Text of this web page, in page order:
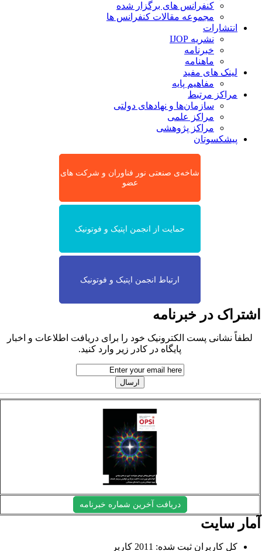
کنفرانس های برگزار شده
مجموعه مقالات کنفرانس ها
انتشارات
نشریه IJOP
خبرنامه
ماهنامه
لینک های مفید
مفاهیم پایه
مراکز مرتبط
سازمان‌ها و نهادهای دولتی
مراکز علمی
مراکز پژوهشی
پیشکسوتان
شاخه‌ی صنعتی نور فناوران و شرکت های
عضو
حمایت از انجمن اپتیک و فوتونیک
ارتباط انجمن اپتیک و فوتونیک
در خبرنامه
لطفاً نشانی پست الکترونیک خود را برای دریافت اطلاعات و اخبار
پایگاه در کادر زیر وارد کنید.
دریافت آخرین شماره خبرنامه
سایت
کل کاربران ثبت شده: 2011 کاربر